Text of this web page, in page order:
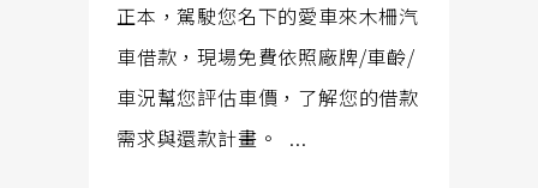
正本，駕駛您名下的愛車來木柵汽
車借款，現場免費依照廠牌/車齡/
車況幫您評估車價，了解您的借款
需求與還款計畫。 ...